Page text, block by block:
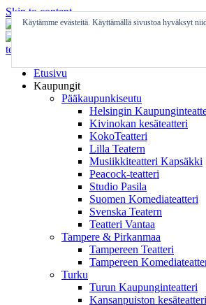
Skip to content
Etusivu
Kaupungit
Pääkaupunkiseutu
Helsingin
Kivinokan kesäteatteri
KokoTeatteri
Lilla Teatern
Musiikkiteatteri Kapsäkki
Peacock-teatteri
Studio Pasila
Suomen Komediateatteri
Svenska Teatern
Teatteri Vantaa
Tampere & Pirkanmaa
Tampereen Teatteri
Tampereen
Turku
Turun Kaupunginteatteri
Kansanpuiston
Käytämme evästeitä. Käyttämällä sivustoa hyväksyt